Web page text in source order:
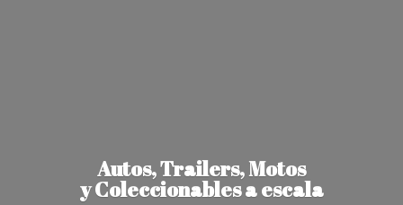
Autos, Trailers, Motos
y Coleccionablesa escala